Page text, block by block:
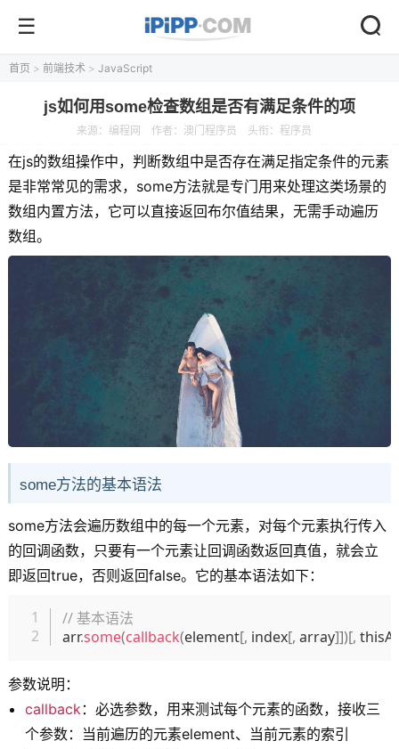
首页 > 前端技术 > JavaScript
js如何用some检查数组是否有满足条件的项
来源： 编程网 作者：澳门程序员 头衔：程序员
在js的数组操作中，判断数组中是否存在满足指定条件的元素
是非常常见的需求，some方法就是专门用来处理这类场景的
数组内置方法，它可以直接返回布尔值结果，无需手动遍历
数组。
some方法的基本语法
some方法会遍历数组中的每一个元素，对每个元素执行传入
的回调函数，只要有一个元素让回调函数返回真值，就会立
即返回true，否则返回false。它的基本语法如下：
// 基本语法
arr.some(callback(element[, index[, array]])[,
参数说明：
callback：必选参数，用来测试每个元素的函数，接收三
个参数：当前遍历的元素element、当前元素的索引